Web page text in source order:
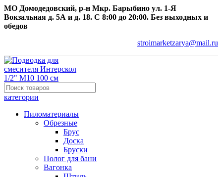
МО Домодедовский, р-н Мкр. Барыбино ул. 1-Я
Вокзальная д. 5А и д. 18. С 8:00 до 20:00. Без выходных и
обедов
stroimarketzarya@mail.ru
категории
Пиломатериалы
Обрезные
Брус
Доска
Бруски
Полог для бани
Вагонка